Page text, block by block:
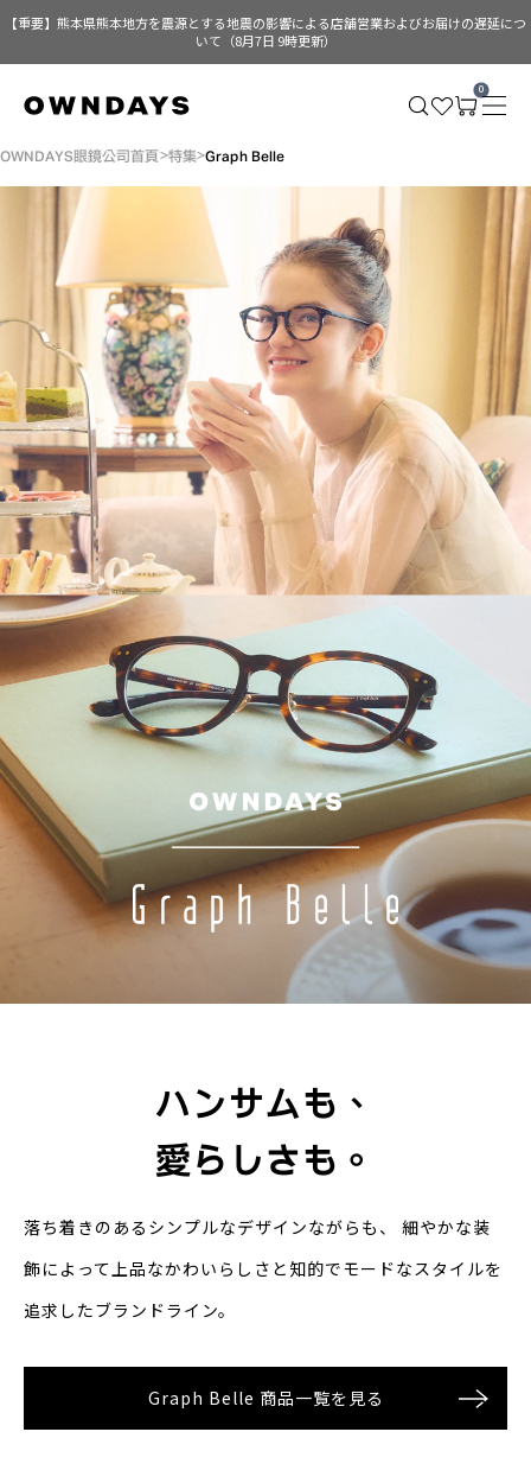
【重要】熊本県熊本地方を震源とする地震の影響による店舗営業およびお届けの遅延につ
いて（8月7日 9時更新）
0
OWNDAYS眼鏡公司首頁 特集 Graph Belle
ハンサムも、
愛らしさも。
落ち着きのあるシンプルなデザインながらも、 細やかな装
飾によって上品なかわいらしさと知的でモードなスタイルを
追求したブランドライン。
Graph Belle 商品一覧を見る